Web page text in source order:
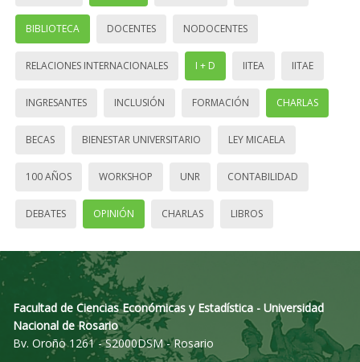
BIBLIOTECA DOCENTES NODOCENTES
RELACIONES INTERNACIONALES I + D IITEA IITAE
INGRESANTES INCLUSIÓN FORMACIÓN CHARLAS
BECAS BIENESTAR UNIVERSITARIO LEY MICAELA
100 AÑOS WORKSHOP UNR CONTABILIDAD
DEBATES OPINIÓN CHARLAS LIBROS
Facultad de Ciencias Económicas y Estadística - Universidad
Nacional de Rosario
Bv. Oroño 1261 - S2000DSM - Rosario